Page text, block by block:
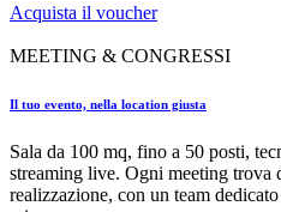
Acquista il voucher
MEETING & CONGRESSI
Il tuo evento, nella location giusta
Sala da 100 mq, fino a 50 posti,
streaming live. Ogni meeting trova
realizzazione, con un team